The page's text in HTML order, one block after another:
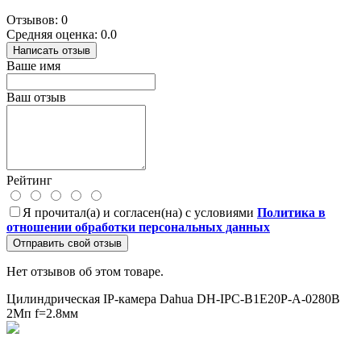
Отзывов: 0
Средняя оценка: 0.0
Написать отзыв
Ваше имя
Ваш отзыв
Рейтинг
Я прочитал(а) и согласен(на) с условиями Политика в
отношении обработки персональных данных
Отправить свой отзыв
Нет отзывов об этом товаре.
Цилиндрическая IP-камера Dahua DH-IPC-B1E20P-A-0280B
2Мп f=2.8мм